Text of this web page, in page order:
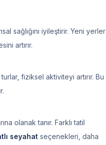
sağlığını iyileştirir. Yeni yerler
artırır.
fiziksel aktiviteyi artırır. Bu
olanak tanır. Farklı tatil
seyahat seçenekleri, daha